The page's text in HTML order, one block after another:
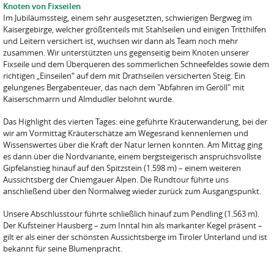
Knoten von Fixseilen
Im Jubiläumssteig, einem sehr ausgesetzten, schwierigen Bergweg im
Kaisergebirge, welcher größtenteils mit Stahlseilen und einigen Tritthilfen
und Leitern versichert ist, wuchsen wir dann als Team noch mehr
zusammen. Wir unterstützten uns gegenseitig beim Knoten unserer
Fixseile und dem Überqueren des sommerlichen Schneefeldes sowie dem
richtigen „Einseilen“ auf dem mit Drathseilen versicherten Steig. Ein
gelungenes Bergabenteuer, das nach dem "Abfahren im Geröll" mit
Kaiserschmarrn und Almdudler belohnt wurde.
Das Highlight des vierten Tages: eine geführte Kräuterwanderung, bei der
wir am Vormittag Kräuterschätze am Wegesrand kennenlernen und
Wissenswertes über die Kraft der Natur lernen konnten. Am Mittag ging
es dann über die Nordvariante, einem bergsteigerisch anspruchsvollste
Gipfelanstieg hinauf auf den Spitzstein (1.598 m) – einem weiteren
Aussichtsberg der Chiemgauer Alpen. Die Rundtour führte uns
anschließend über den Normalweg wieder zurück zum Ausgangspunkt.
Unsere Abschlusstour führte schließlich hinauf zum Pendling (1.563 m).
Der Kufsteiner Hausberg – zum Inntal hin als markanter Kegel präsent –
gilt er als einer der schönsten Aussichtsberge im Tiroler Unterland und ist
bekannt für seine Blumenpracht.